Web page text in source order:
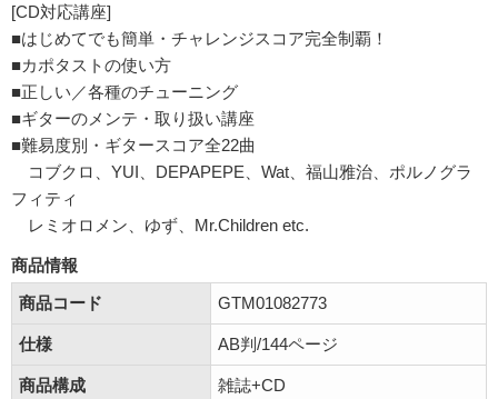
[CD対応講座]
■はじめてでも簡単・チャレンジスコア完全制覇！
■カポタストの使い方
■正しい／各種のチューニング
■ギターのメンテ・取り扱い講座
■難易度別・ギタースコア全22曲
コブクロ、YUI、DEPAPEPE、Wat、福山雅治、ポルノグラ
フィティ
レミオロメン、ゆず、Mr.Children etc.
商品情報
商品コード
GTM01082773
仕様 AB判/144ページ
商品構成 雑誌+CD